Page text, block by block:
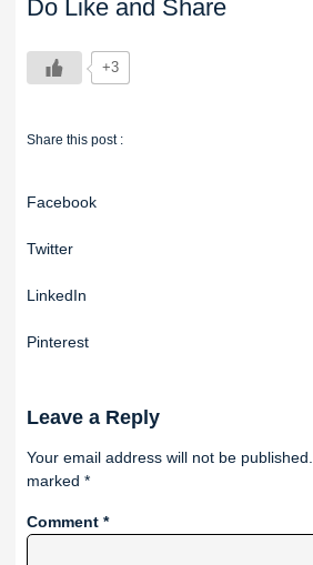
Do Like and Share
+3
Share this post :
Facebook
Twitter
LinkedIn
Pinterest
Leave a Reply
Your email address will not be published.
marked *
Comment *